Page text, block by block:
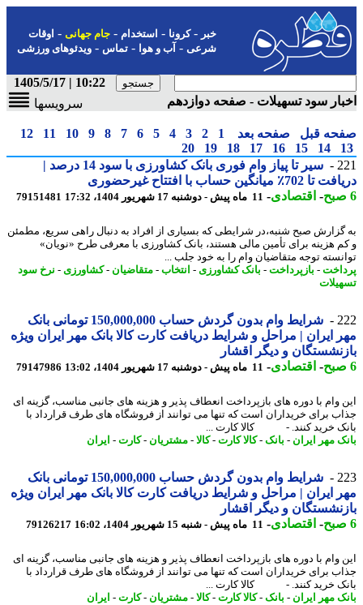
-کرونا-استخدام- جام جهانی-اوقات
شرعی-آب و هوا-تماس-ویدئوهای ورزشی
10:22 | 1405/5/17
سود تسهیلات - صفحه دوازدهم
سرویسها
قبل صفحه بعد 1
2
3
4
5
6
7
8
9
10
11
12
14
15
16
17
18
19
20
سیر تا پیاز وام فوری بانک کشاورزی با سود 14 درصد |
میانگین حساب با افتتاح غیرحضوری
-اقتصادی-11 ماه پیش - دوشنبه 17 شهریور 1404، 17:32 79151481
صبح شنبه،در شرایطی که بسیاری از افراد به دنبال راهی سریع، مطمئن
هزینه برای تأمین مالی هستند، بانک کشاورزی با معرفی طرح «نویان»
توجه متقاضیان وام را به خود جلب ...
-بازپرداخت -بانک کشاورزی- انتخاب-متقاضیان-کشاورزی- نرخ سود
شرایط وام بدون گردش حساب 150,000,000 تومانی بانک
ایران | مراحل و شرایط دریافت کارت کالا بانک مهر ایران ویژه
و دیگر اقشار
-اقتصادی-11 ماه پیش - دوشنبه 17 شهریور 1404، 13:02 79147986
وام با دوره های بازپرداخت انعطاف پذیر و هزینه های جانبی مناسب، گزینه ای
برای خریداران است که تنها می توانند از فروشگاه های طرف قرارداد با
خرید کنند. - کالا کارت ...
مهر ایران - بانک -کالا کارت- کالا -مشتریان-کارت- ایران
شرایط وام بدون گردش حساب 150,000,000 تومانی بانک
ایران | مراحل و شرایط دریافت کارت کالا بانک مهر ایران ویژه
و دیگر اقشار
-اقتصادی-11 ماه پیش - شنبه 15 شهریور 1404، 16:02 79126217
وام با دوره های بازپرداخت انعطاف پذیر و هزینه های جانبی مناسب، گزینه ای
برای خریداران است که تنها می توانند از فروشگاه های طرف قرارداد با
خرید کنند. - کالا کارت ...
مهر ایران - بانک -کالا کارت- کالا -مشتریان-کارت- ایران